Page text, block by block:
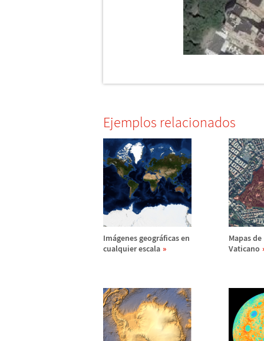
Ejemplos relacionados
Imágenes geográficas en
cualquier escala
Mapas
Vaticano